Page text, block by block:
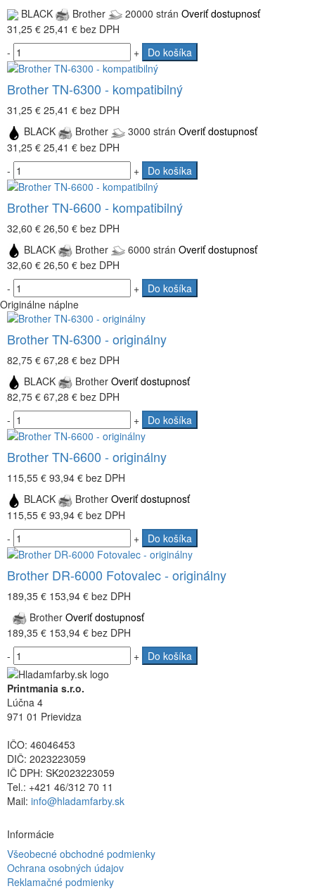
BLACK
Brother 20000 strán Overiť dostupnosť
31,25 € 25,41 € bez DPH
-
+ Do košíka
Brother TN-6300 - kompatibilný
31,25 € 25,41 € bez DPH
BLACK
Brother 3000 strán Overiť dostupnosť
31,25 € 25,41 € bez DPH
-
+ Do košíka
Brother TN-6600 - kompatibilný
32,60 € 26,50 € bez DPH
BLACK
Brother 6000 strán Overiť dostupnosť
32,60 € 26,50 € bez DPH
-
+
Do košíka
Originálne náplne
Brother TN-6300 - originálny
82,75 € 67,28 € bez DPH
BLACK
Brother Overiť dostupnosť
82,75 € 67,28 € bez DPH
-
+ Do košíka
Brother TN-6600 - originálny
115,55 € 93,94 € bez DPH
BLACK
Brother Overiť dostupnosť
115,55 € 93,94 € bez DPH
-
+ Do košíka
Brother DR-6000 Fotovalec - originálny
189,35 € 153,94 € bez DPH
Brother Overiť dostupnosť
189,35 € 153,94 € bez DPH
-
+ Do košíka
Printmania s.r.o.
Lúčna 4
971 01 Prievidza
IČO: 46046453
DIČ: 2023223059
IČ DPH: SK2023223059
Tel.: +421 46/312 70 11
Mail: info@hladamfarby.sk
Informácie
Všeobecné obchodné podmienky
Ochrana osobných údajov
Reklamačné podmienky